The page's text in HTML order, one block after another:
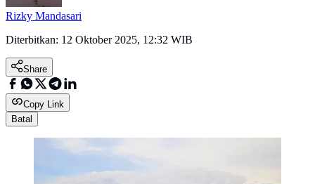
Rizky Mandasari
Diterbitkan: 12 Oktober 2025, 12:32 WIB
Share
Copy Link
Batal